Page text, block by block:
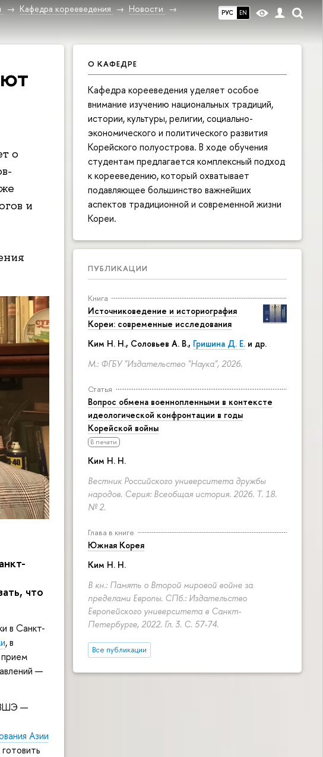
РУС EN
Кафедра корееведения
Новости
О КАФЕДРЕ
Кафедра корееведения уделяет особое
внимание изучению национальных традиций,
истории, культуры, религии, социально-
экономического и политического развития
Корейского полуострова. В ходе обучения
студентам предлагается комплексный подход
к корееведению, который охватывает
подавляющее большинство важнейших
аспектов традиционной и современной жизни
Кореи.
ПУБЛИКАЦИИ
Книга
Источниковедение и историография
Кореи: современные исследования
Ким Н. Н., Соловьев А. В., Гришина Д. Е. и др.
М.: ФГБУ "Издательство "Наука", 2026.
Статья
Вопрос обмена военнопленными в контексте
идеологической конфронтации в годы
Корейской войны
В печати
Ким Н. Н.
Вестник Российского университета дружбы
народов. Серия: Всеобщая история. 2026. Т. 18.
№ 2.
Глава в книге
Южная Корея
Ким Н. Н.
В кн.: Память о Второй мировой войне за
пределами Европы. СПб.: Издательство
Европейского университета в Санкт-
Петербурге, 2022. Гл. 3. С. 57-74.
Все публикации
о
и
что
в Санкт-
, в
—
ВШЭ —
Азии